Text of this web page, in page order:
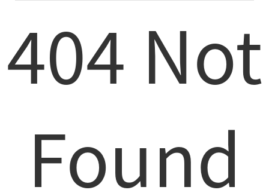
404 Not
Found